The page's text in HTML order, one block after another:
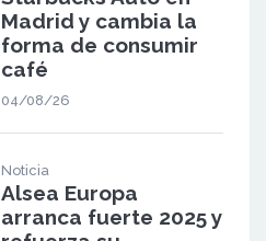
Madrid y cambia la
forma de consumir
café
04/08/26
Noticia
Alsea Europa
arranca fuerte 2025 y